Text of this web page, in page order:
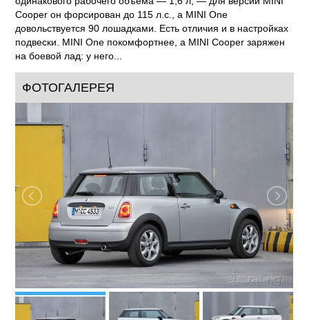
Cooper он форсирован до 115 л.с., а MINI One
довольствуется 90 лошадками. Есть отличия и в настройках
подвески. MINI One покомфортнее, а MINI Cooper заряжен
на боевой лад: у него...
ФОТОГАЛЕРЕЯ